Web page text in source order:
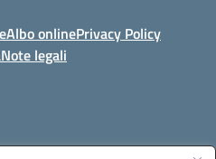
Albo onlinePrivacy Policy
Note legali